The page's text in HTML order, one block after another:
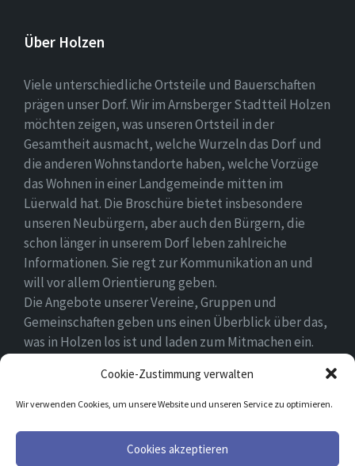
Cookie-Zustimmung verwalten
Wir verwenden Cookies, um unsere Website und unseren Service zu optimieren.
Cookies akzeptieren
Über Holzen
Viele unterschiedliche Ortsteile und Bauerschaften
prägen unser Dorf. Wir im Arnsberger Stadtteil Holzen
möchten zeigen, was unseren Ortsteil in der
Gesamtheit ausmacht, welche Wurzeln das Dorf und
die anderen Wohnstandorte haben, welche Vorzüge
das Wohnen in einer Landgemeinde mitten im
Lüerwald hat. Die Broschüre bietet insbesondere
unseren Neubürgern, aber auch den Bürgern, die
schon länger in unserem Dorf leben zahlreiche
Informationen. Sie regt zur Kommunikation an und
will vor allem Orientierung geben.
Die Angebote unserer Vereine, Gruppen und
Gemeinschaften geben uns einen Überblick über das,
was in Holzen los ist und laden zum Mitmachen ein.
und hoffen, dass sie sich in ihrem Umfeld wohlfühlen.
Facebook